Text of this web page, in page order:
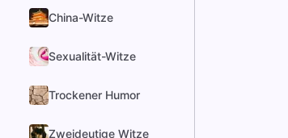
China-Witze
Sexualität-Witze
Trockener Humor
Zweideutige Witze